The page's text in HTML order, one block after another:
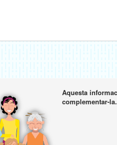
Aquesta
complementar-la.